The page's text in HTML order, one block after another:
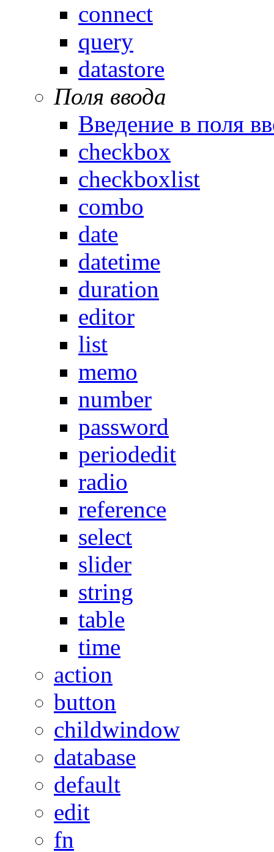
connect
query
datastore
Поля ввода
Введение в поля
checkbox
checkboxlist
combo
date
datetime
duration
editor
list
memo
number
password
periodedit
radio
reference
select
slider
string
table
time
action
button
childwindow
database
default
edit
fn